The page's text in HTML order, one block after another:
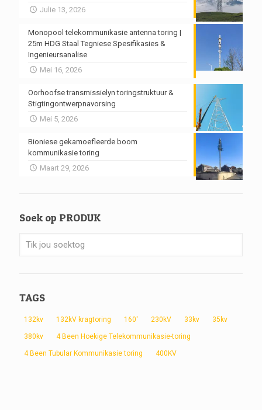
Julie 13, 2026
Monopool telekommunikasie antenna toring |
25m HDG Staal Tegniese Spesifikasies &
Ingenieursanalise
Mei 16, 2026
Oorhoofse transmissielyn toringstruktuur &
Stigtingontwerpnavorsing
Mei 5, 2026
Bioniese gekamoefleerde boom
kommunikasie toring
Maart 29, 2026
Soek op PRODUK
TAGS
132kv 132kV kragtoring 160' 230kV 33kv 35kv
380kv 4 Been Hoekige Telekommunikasie-toring
4 Been Tubular Kommunikasie toring 400KV